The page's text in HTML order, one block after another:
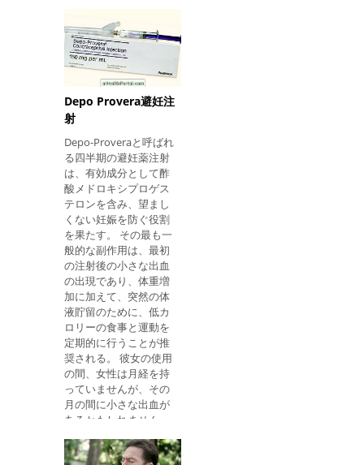
プで、1日1回または医
師の指示に従って与え
られる。 あなたの行動
は、抗うつ薬と同様に
予定されておらず、そ
の効果が注目されるた
めには2〜6週間続くこ
ルテック（Zoltec）の
名称で市販されてい
る。 製薬会社メドレー
（Medley）によって製
造されたフルコナゾー
ル（Fluconazole）の一
般的な治療法もある。
この薬は避妊薬の効果
を止めません。 フルコ
ナゾールの適応症 フル
コナゾールは、膣カン
ジダ症、口腔カンジダ
症、ヒトのカンジダ
症、爪真菌症、白癬、
奇形または鼻孔の治療
および予防に適応す
る。 クリプトコッカス
髄膜炎、コクシジオイ
デス症、真菌症、水
虫、鼠径部の真菌症の
場合にも示される。 フ
ルコナゾールの価格
Fluconazol 150 mgと2
カプセルの価格は約39
レアです。 フルコナゾ
ールの使い方 フルコナ
ゾールの使用方法は次
のとおりです。 カンジ
ダ症：1錠150mg、2〜
Depo Provera避妊注
射
Depo-Proveraと呼ばれ
る四半期の避妊薬注射
は、有効成分として酢
酸メドロキシプロゲス
テロンを含み、望まし
くない妊娠を防ぐ役割
を果たす。 その最も一
般的な副作用は、最初
の注射後の小さな出血
の出現であり、体重増
加に加えて、突然の体
液貯留のために、低カ
ロリーの食事と運動を
定期的に行うことが推
奨される。 彼女の使用
の間、女性は月経を持
っていませんが、その
月の間に小さな出血が
あるかもしれません。
使用すると、月経が正